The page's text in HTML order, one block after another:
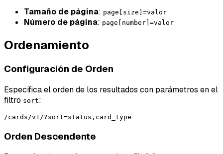
Tamaño de página: page[size]=valor
Número de página: page[number]=valor
Ordenamiento
Configuración de Orden
Especifica el orden de los resultados con parámetros en el
filtro sort:
Orden Descendente